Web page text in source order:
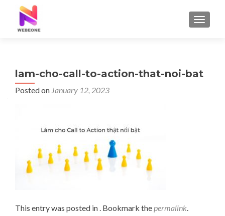
lam-cho-call-to-action-that-noi-bat
Posted on January 12, 2023
This entry was posted in . Bookmark thepermalink.